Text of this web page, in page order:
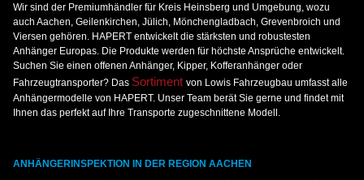
Wir sind der Premiumhändler für Kreis Heinsberg und Umgebung, wozu
auch Aachen, Geilenkirchen, Jülich, Mönchengladbach, Grevenbroich und
Viersen gehören. HAPERT entwickelt die stärksten und robustesten
Anhänger Europas. Die Produkte werden für höchste Ansprüche entwickelt.
Suchen Sie einen offenen Anhänger, Kipper, Kofferanhänger oder
Fahrzeugtransporter? Das Sortiment von Lowis Fahrzeugbau umfasst alle
Anhängermodelle von HAPERT. Unser Team berät Sie gerne und findet mit
Ihnen das perfekt auf Ihre Transporte zugeschnittene Modell.
ANHÄNGERINSPEKTION IN DER REGION AACHEN